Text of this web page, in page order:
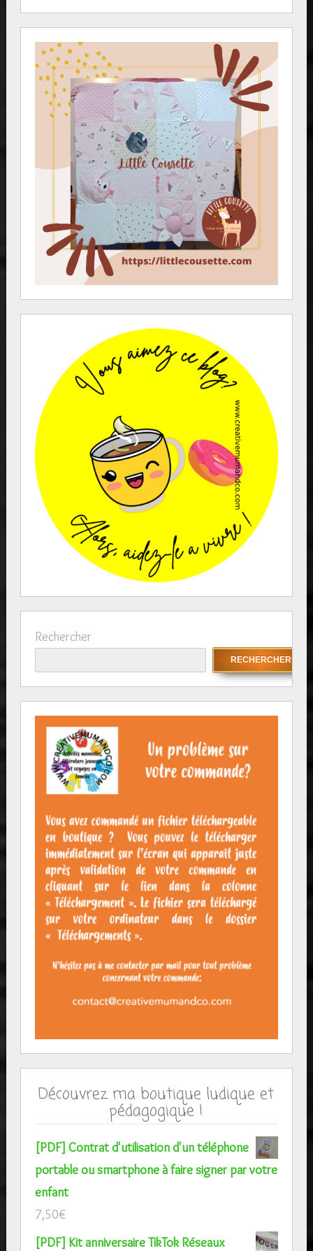
Rechercher
RECHERCHER
Découvrez ma boutique ludique et
pédagogique !
[PDF] Contrat d'utilisation d'un téléphone
portable ou smartphone à faire signer par votre
enfant
7,50€
[PDF] Kit anniversaire TikTok Réseaux